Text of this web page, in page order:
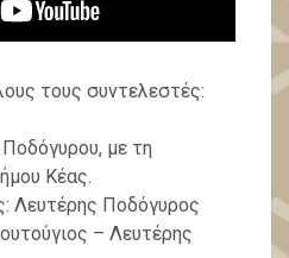
τους συντελεστές:
με τη
Κέας.
Λευτέρης Ποδόγυρος
– Λευτέρης